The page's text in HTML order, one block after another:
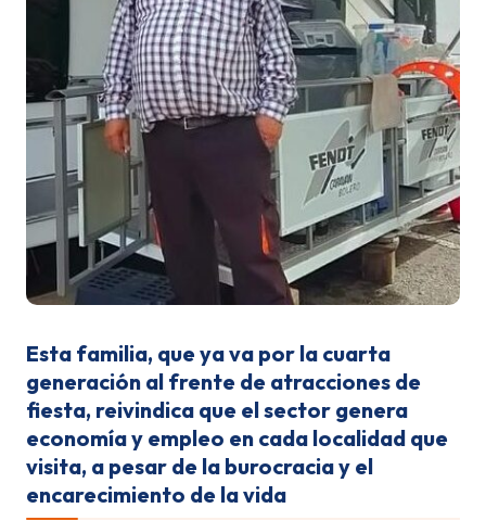
Esta familia, que ya va por la cuarta
generación al frente de atracciones de
fiesta, reivindica que el sector genera
economía y empleo en cada localidad que
visita, a pesar de la burocracia y el
encarecimiento de la vida